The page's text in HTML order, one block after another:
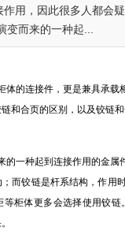
作用，因此很多人都会
变而来的一种起...
的连接件，更是兼具承载
和合页的区别，以及铰链和
一种起到连接作用的金属
而铰链是杆系结构，作用
等柜体更多会选择使用铰